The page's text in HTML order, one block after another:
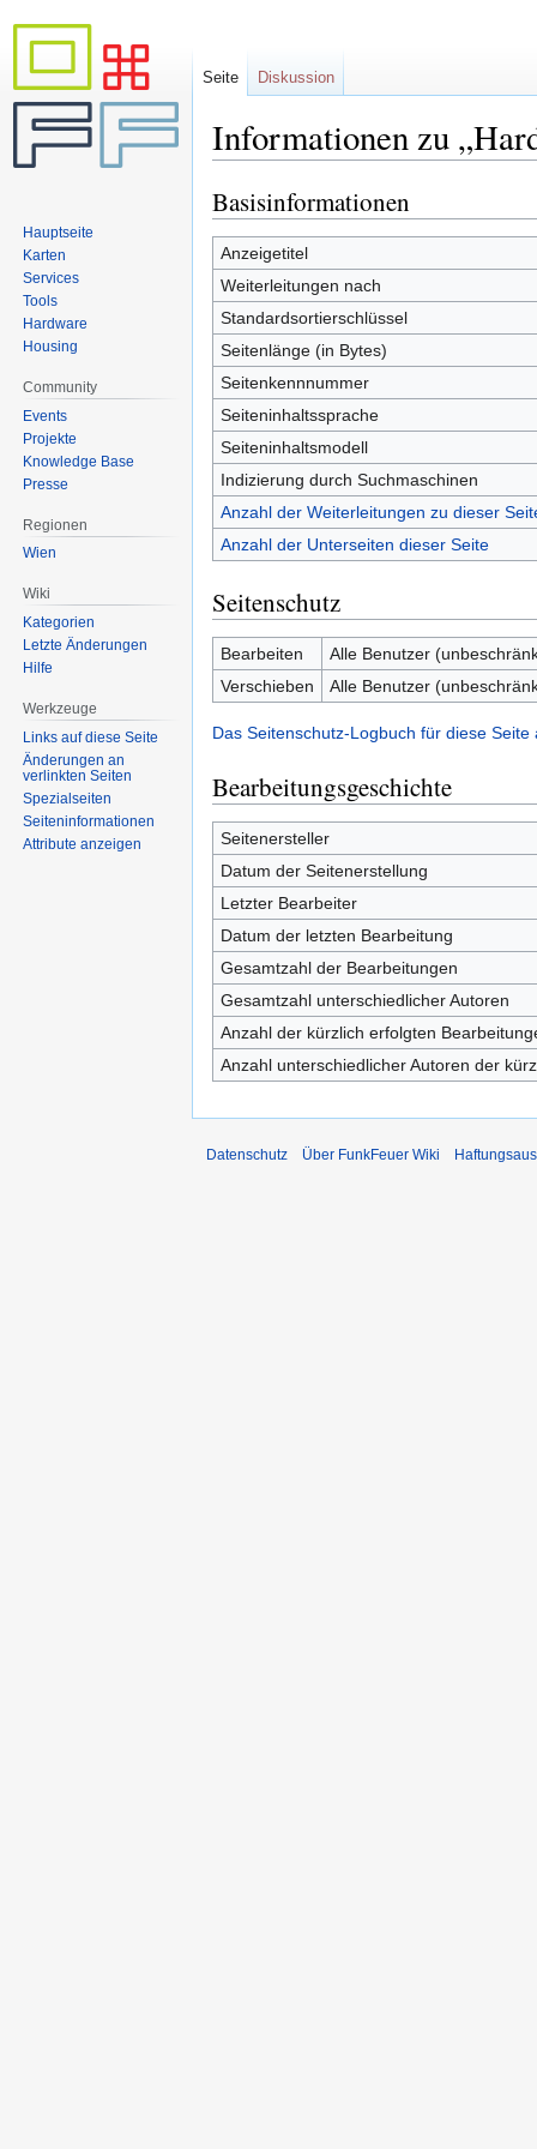
Informationen zu
Zur
Navigation
springen
Zur
Suche
springen
Basisinformationen
Anzeigetitel
Weiterleitungen nach
Standardsortierschlüssel
Seitenlänge (in Bytes)
Seitenkennnummer
Seiteninhaltssprache
Seiteninhaltsmodell
Indizierung durch Suchmaschinen
Anzahl der Weiterleitungen zu dieser
Anzahl der Unterseiten dieser Seite
Seitenschutz
Bearbeiten
Alle Benutzer
Verschieben
Alle Benutzer
Das Seitenschutz-Logbuch für diese Seite
Bearbeitungsgeschichte
Seitenersteller
Datum der Seitenerstellung
Letzter Bearbeiter
Datum der letzten Bearbeitung
Gesamtzahl der Bearbeitungen
Gesamtzahl unterschiedlicher Autoren
Anzahl der kürzlich erfolgten
Anzahl unterschiedlicher Autoren der
Seite Diskussion
Hauptseite
Karten
Services
Tools
Hardware
Housing
Community
Events
Projekte
Knowledge Base
Presse
Regionen
Wien
Wiki
Kategorien
Letzte Änderungen
Hilfe
Werkzeuge
Links auf diese Seite
Änderungen an
verlinkten Seiten
Spezialseiten
Seiten­informationen
Attribute anzeigen
Datenschutz Über FunkFeuer Wiki